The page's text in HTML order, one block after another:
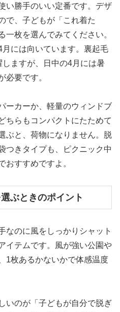
い勝手のいい定番です。デザ
で、子どもが「これ着た
一枚を選んでみてください。
には向いています。裏起毛
ますが、日中の4月には暑
必要です。
ーカーか、軽量のウィンドブ
ちらもコンパクトにたためて
ぶと、荷物になりません。脱
つきタイプも、ピクニック中
おすすめですよ。
ぶときのポイント
なのに風をしっかりシャット
イテムです。風が強い公園や
1枚あるかないかで体感温度
いのが「子どもが自分で脱ぎ